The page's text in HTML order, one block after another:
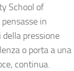
School of
in
pressione
o porta a una
continua.